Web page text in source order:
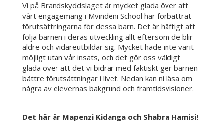
Vi på Brandskyddslaget är mycket glada över att
vårt engagemang i Mvindeni School har förbättrat
förutsättningarna för dessa barn. Det är häftigt att
följa barnen i deras utveckling allt eftersom de blir
äldre och vidareutbildar sig. Mycket hade inte varit
möjligt utan vår insats, och det gör oss väldigt
glada över att det vi bidrar med faktiskt ger barnen
bättre förutsättningar i livet. Nedan kan ni läsa om
några av elevernas bakgrund och framtidsvisioner.
Det här är Mapenzi Kidanga och Shabra Hamisi!